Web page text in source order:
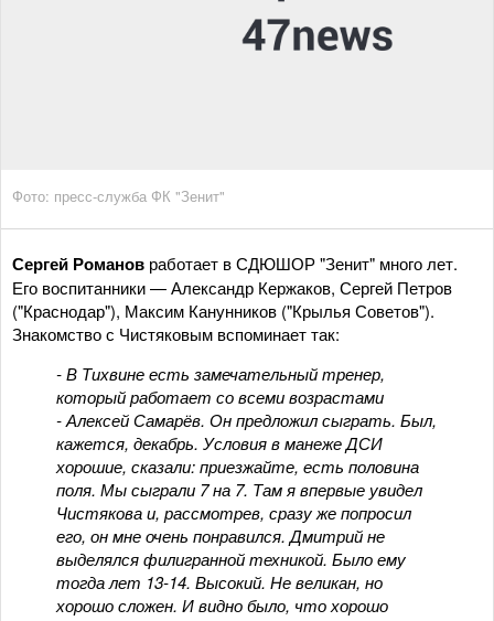
Фото: пресс-служба ФК "Зенит"
Сергей Романов работает в СДЮШОР "Зенит" много лет.
Его воспитанники — Александр Кержаков, Сергей Петров
("Краснодар"), Максим Канунников ("Крылья Советов").
Знакомство с Чистяковым вспоминает так:
- В Тихвине есть замечательный тренер,
который работает со всеми возрастами
- Алексей Самарёв. Он предложил сыграть. Был,
кажется, декабрь. Условия в манеже ДСИ
хорошие, сказали: приезжайте, есть половина
поля. Мы сыграли 7 на 7. Там я впервые увидел
Чистякова и, рассмотрев, сразу же попросил
его, он мне очень понравился. Дмитрий не
выделялся филигранной техникой. Было ему
тогда лет 13-14. Высокий. Не великан, но
хорошо сложен. И видно было, что хорошо